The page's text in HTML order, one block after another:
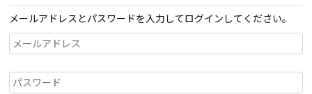
メールアドレスとパスワードを入力してログインしてください。